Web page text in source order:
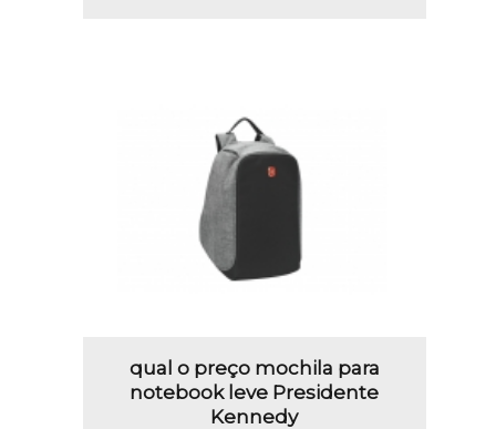
qual o preço mochila para
notebook leve Presidente
Kennedy